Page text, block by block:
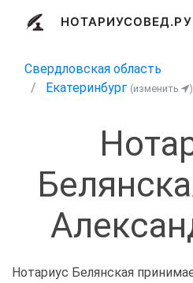
НОТАРИУСОВЕД.РУ
Свердловская область
Екатеринбург (изменить )
Нотариус Белянская